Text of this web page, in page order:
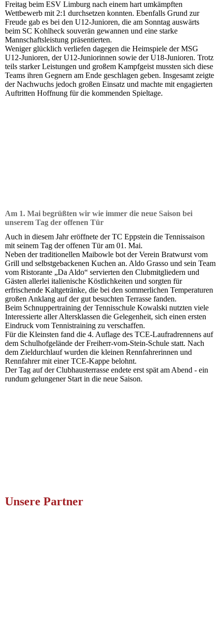
Freitag beim ESV Limburg nach einem hart umkämpften
Wettbewerb mit 2:1 durchsetzen konnten. Ebenfalls Grund zur
Freude gab es bei den U12-Junioren, die am Sonntag auswärts
beim SC Kohlheck souverän gewannen und eine starke
Mannschaftsleistung präsentierten.
Weniger glücklich verliefen dagegen die Heimspiele der MSG
U12-Junioren, der U12-Juniorinnen sowie der U18-Junioren. Trotz
teils starker Leistungen und großem Kampfgeist mussten sich diese
Teams ihren Gegnern am Ende geschlagen geben. Insgesamt zeigte
der Nachwuchs jedoch großen Einsatz und machte mit engagierten
Auftritten Hoffnung für die kommenden Spieltage.
Am 1. Mai begrüßten wir wie immer die neue Saison bei
unserem Tag der offenen Tür
Auch in diesem Jahr eröffnete der TC Eppstein die Tennissaison
mit seinem Tag der offenen Tür am 01. Mai.
Neben der traditionellen Maibowle bot der Verein Bratwurst vom
Grill und selbstgebackenen Kuchen an. Aldo Grasso und sein Team
vom Ristorante „Da Aldo“ servierten den Clubmitgliedern und
Gästen allerlei italienische Köstlichkeiten und sorgten für
erfrischende Kaltgetränke, die bei den sommerlichen Temperaturen
großen Anklang auf der gut besuchten Terrasse fanden.
Beim Schnuppertraining der Tennisschule Kowalski nutzten viele
Interessierte aller Altersklassen die Gelegenheit, sich einen ersten
Eindruck vom Tennistraining zu verschaffen.
Für die Kleinsten fand die 4. Auflage des TCE-Laufradrennens auf
dem Schulhofgelände der Freiherr-vom-Stein-Schule statt. Nach
dem Zieldurchlauf wurden die kleinen Rennfahrerinnen und
Rennfahrer mit einer TCE-Kappe belohnt.
Der Tag auf der Clubhausterrasse endete erst spät am Abend - ein
rundum gelungener Start in die neue Saison.
Unsere Partner